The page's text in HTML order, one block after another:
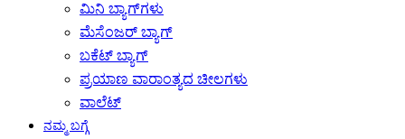
ಮಿನಿ ಬ್ಯಾಗ್‌ಗಳು
ಮೆಸೆಂಜರ್ ಬ್ಯಾಗ್
ಬಕೆಟ್ ಬ್ಯಾಗ್
ಪ್ರಯಾಣ ವಾರಾಂತ್ಯದ ಚೀಲಗಳು
ವಾಲೆಟ್
ನಮ್ಮ ಬಗ್ಗೆ